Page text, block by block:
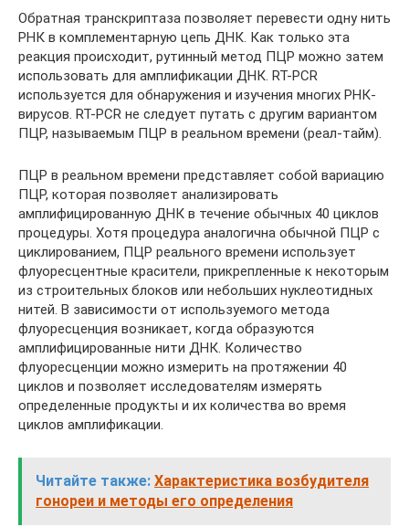
Обратная транскриптаза позволяет перевести одну нить
РНК в комплементарную цепь ДНК. Как только эта
реакция происходит, рутинный метод ПЦР можно затем
использовать для амплификации ДНК. RT-PCR
используется для обнаружения и изучения многих РНК-
вирусов. RT-PCR не следует путать с другим вариантом
ПЦР, называемым ПЦР в реальном времени (реал-тайм).
ПЦР в реальном времени представляет собой вариацию
ПЦР, которая позволяет анализировать
амплифицированную ДНК в течение обычных 40 циклов
процедуры. Хотя процедура аналогична обычной ПЦР с
циклированием, ПЦР реального времени использует
флуоресцентные красители, прикрепленные к некоторым
из строительных блоков или небольших нуклеотидных
нитей. В зависимости от используемого метода
флуоресценция возникает, когда образуются
амплифицированные нити ДНК. Количество
флуоресценции можно измерить на протяжении 40
циклов и позволяет исследователям измерять
определенные продукты и их количества во время
циклов амплификации.
Читайте также: Характеристика возбудителя
гонореи и методы его определения